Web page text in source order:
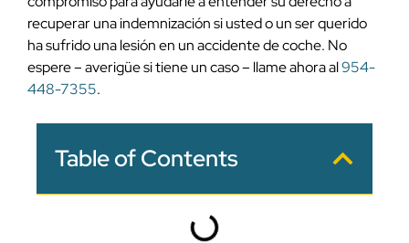
recuperar una indemnización si usted o un ser querido
ha sufrido una lesión en un accidente de coche. No
espere – averigüe si tiene un caso – llame ahora al954-
448-7355.
Table of Contents